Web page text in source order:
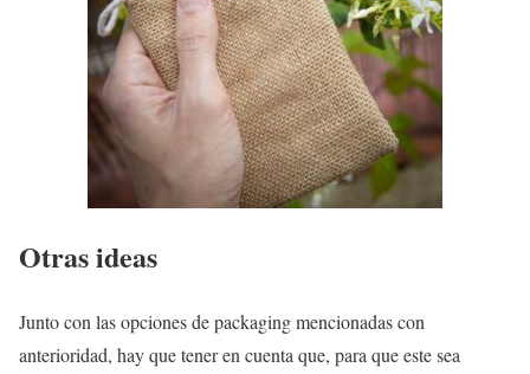
Otras ideas
Junto con las opciones de packaging mencionadas con
anterioridad, hay que tener en cuenta que, para que este sea